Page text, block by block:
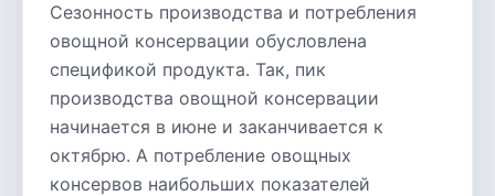
Сезонность производства и потребления
овощной консервации обусловлена
спецификой продукта. Так, пик
производства овощной консервации
начинается в июне и заканчивается к
октябрю. А потребление овощных
консервов наибольших показателей